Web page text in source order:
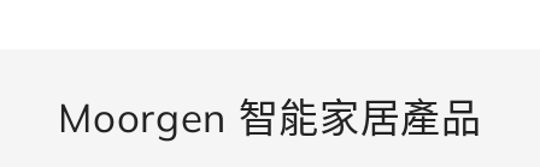
Moorgen 智能家居產品